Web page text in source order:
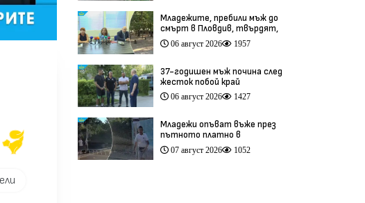
Младежите, пребили мъж до
смърт в Пловдив, твърдят,
че са „ловци на педофили”
(видео)
06 август 2026 1957
37-годишен мъж почина след
жесток побой край
Младежкия хълм в Пловдив
(видео)
06 август 2026 1427
Младежи опъват въже през
пътното платно в
столичния квартал „Обеля“
(видео)
07 август 2026 1052